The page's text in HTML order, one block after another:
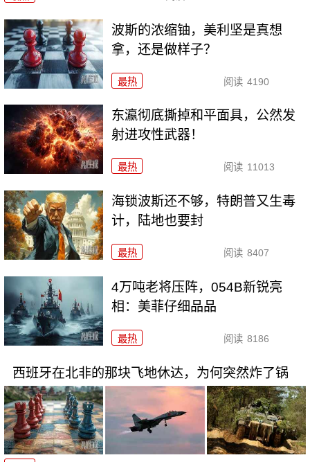
波斯的浓缩铀，美利坚是真想
拿，还是做样子？
最热 阅读 4190
东瀛彻底撕掉和平面具，公然发
射进攻性武器！
最热 阅读 11013
海锁波斯还不够，特朗普又生毒
计，陆地也要封
最热 阅读 8407
4万吨老将压阵，054B新锐亮
相：美菲仔细品品
最热 阅读 8186
西班牙在北非的那块飞地休达，为何突然炸了锅